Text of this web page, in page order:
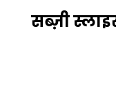
सब्ज़ी